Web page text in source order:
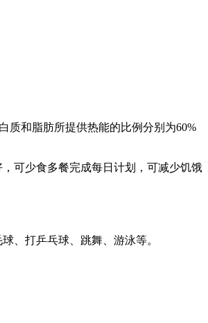
质和脂肪所提供热能的比例分别为60%
可少食多餐完成每日计划，可减少饥饿
、打乒乓球、跳舞、游泳等。